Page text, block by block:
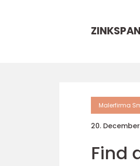
Malerfirma
20.
Find